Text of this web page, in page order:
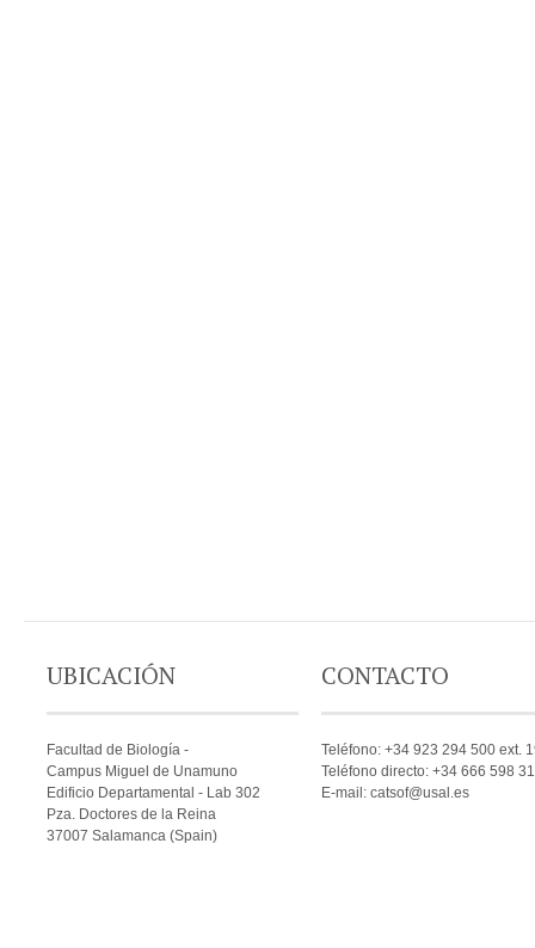
UBICACIÓN
Facultad de Biología -
Campus Miguel de Unamuno
Edificio Departamental - Lab 302
Pza. Doctores de la Reina
37007 Salamanca (Spain)
CONTACTO
Teléfono: +34 923 294 500 ext.
Teléfono directo: +34 666 598
E-mail: catsof@usal.es